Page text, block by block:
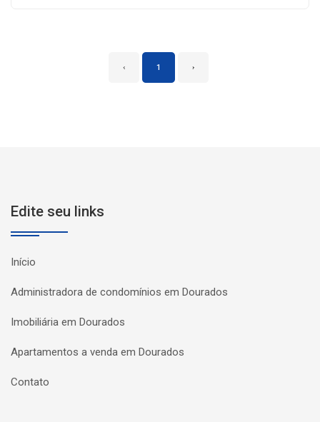
‹ 1 ›
Edite seu links
Início
Administradora de condomínios em Dourados
Imobiliária em Dourados
Apartamentos a venda em Dourados
Contato